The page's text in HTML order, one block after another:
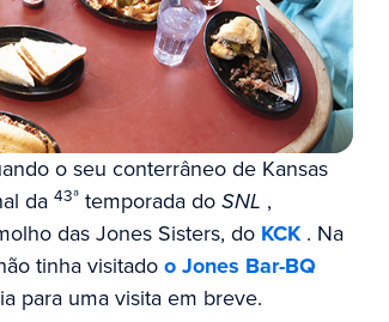
o seu conterrâneo de Kansas
da 43ª temporada doSNL ,
das Jones Sisters, do KCK. Na
tinha visitadoo Jones Bar-BQ
para uma visita em breve.